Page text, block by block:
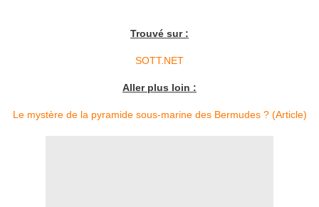
Trouvé sur :
SOTT.NET
Aller plus loin :
Le mystère de la pyramide sous-marine des Bermudes ? (Article)